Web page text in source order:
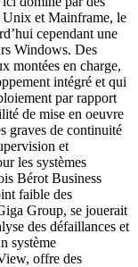
Unix et Mainframe, le
cependant une
Windows. Des
montées en charge,
intégré et qui
par rapport
de mise en oeuvre
graves de continuité
et
les systèmes
Bérot Business
faible des
Group, se jouerait
des défaillances et
système
offre des